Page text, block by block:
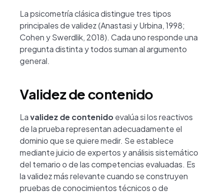
La psicometría clásica distingue tres tipos
principales de validez (Anastasi y Urbina, 1998;
Cohen y Swerdlik, 2018). Cada uno responde una
pregunta distinta y todos suman al argumento
general.
Validez de contenido
Lavalidez de contenidoevalúa si los reactivos
de la prueba representan adecuadamente el
dominio que se quiere medir. Se establece
mediante juicio de expertos y análisis sistemático
del temario o de las competencias evaluadas. Es
la validez más relevante cuando se construyen
pruebas de conocimientos técnicos o de